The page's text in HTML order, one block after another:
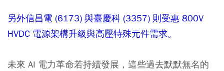
另外信昌電 (6173) 與臺慶科 (3357) 則受惠 800V
HVDC 電源架構升級與高壓特殊元件需求。
未來 AI 電力革命若持續發展，這些過去默默無名的